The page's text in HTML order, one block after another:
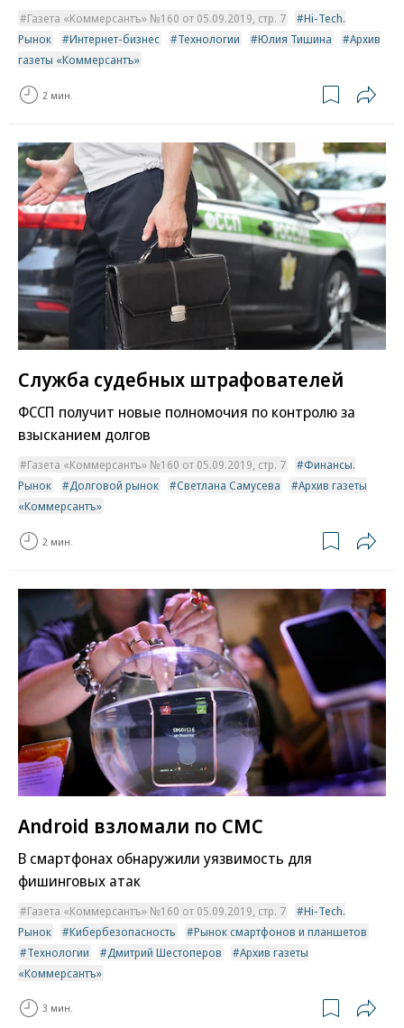
Газета «Коммерсантъ» №160 от 05.09.2019, стр. 7
Hi-Tech.
Рынок
Интернет-бизнес Технологии Юлия Тишина
Архив
газеты «Коммерсантъ»
2 мин.
Служба судебных штрафователей
ФССП получит новые полномочия по контролю за
взысканием долгов
Газета «Коммерсантъ» №160 от 05.09.2019, стр. 7
Финансы.
Рынок
Долговой рынок Светлана Самусева
Архив газеты
«Коммерсантъ»
2 мин.
Android взломали по СМС
В смартфонах обнаружили уязвимость для
фишинговых атак
Газета «Коммерсантъ» №160 от 05.09.2019, стр. 7
Hi-Tech.
Рынок
Кибербезопасность
Рынок смартфонов и планшетов
Технологии
Дмитрий Шестоперов
Архив газеты
«Коммерсантъ»
3 мин.